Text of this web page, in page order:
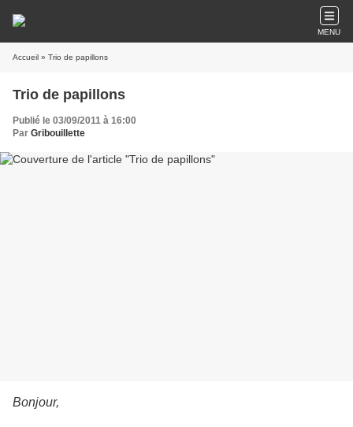
MENU
Accueil » Trio de papillons
Trio de papillons
Publié le 03/09/2011 à 16:00
Par Gribouillette
Bonjour,